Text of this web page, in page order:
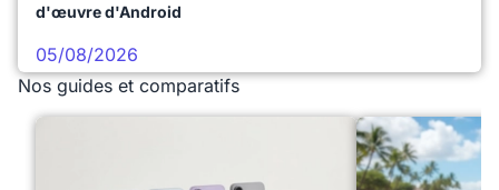
d'œuvre d'Android
05/08/2026
Nos guides et comparatifs